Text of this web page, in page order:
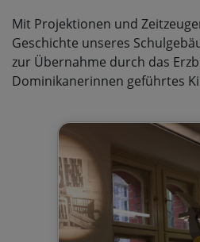
Mit Projektionen und
Geschichte unseres
zur Übernahme durch das
Dominikanerinnen geführtes